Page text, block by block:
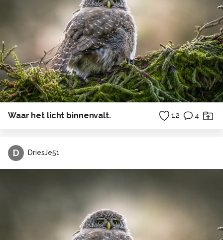
Waar het licht binnenvalt. 12 4
D DriesJe51